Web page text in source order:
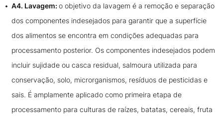
A4. Lavagem: o objetivo da lavagem é a remoção e separação
dos componentes indesejados para garantir que a superfície
dos alimentos se encontra em condições adequadas para
processamento posterior. Os componentes indesejados podem
incluir sujidade ou casca residual, salmoura utilizada para
conservação, solo, microrganismos, resíduos de pesticidas e
sais. É amplamente aplicado como primeira etapa de
processamento para culturas de raízes, batatas, cereais, fruta